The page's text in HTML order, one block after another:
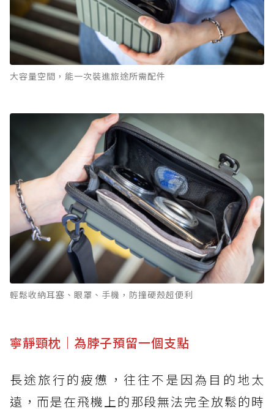
大容量空間，能一次裝進旅途所需配件
輕鬆收納耳塞、眼罩、手機，防撞硬殼超便利
寧靜頸枕｜為脖子預留一個支點
長途旅行的疲憊，往往不是因為目的地太
遠，而是在飛機上的那段無法完全放鬆的時